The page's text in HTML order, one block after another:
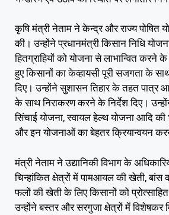
कृषि मंत्री नेताम ने केन्द्र और राज्य पोषित
की। उन्होंने प्रधानमंत्री किसान निधि
हितग्राहियों को योजना से लाभान्वित करने
हुए किसानों का केव्हायसी पूरी सजगता के
दिए। उन्होंने सुशासन तिहार के तहत पात्र
के साथ निराकरण करने के निर्देश दिए।
सिंचाई योजना, स्वायल हेल्थ योजना आदि की
और इन योजनाओं का बेहतर क्रियान्वयन
मंत्री नेताम ने उद्यानिकी विभाग के
चिन्हांकित क्षेत्रों में पामआयल की खेती,
फलों की खेती के लिए किसानों को
उन्होंने बस्तर और सरगुजा क्षेत्रों में